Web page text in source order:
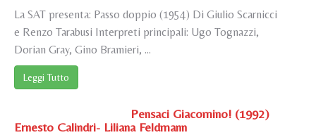
La SAT presenta: Passo doppio (1954) Di Giulio Scarnicci
e Renzo Tarabusi Interpreti principali: Ugo Tognazzi,
Dorian Gray, Gino Bramieri, ...
Leggi Tutto
Pensaci Giacomino! (1992)
Ernesto Calindri- Liliana Feldmann